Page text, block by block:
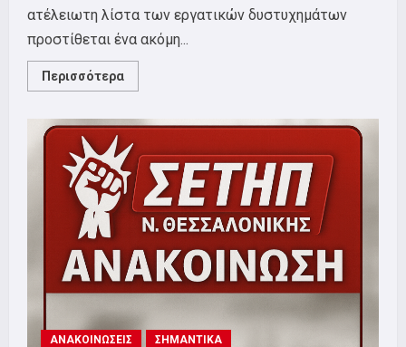
ατέλειωτη λίστα των εργατικών δυστυχημάτων
προστίθεται ένα ακόμη...
Περισσότερα
more
ΚΑΤΑΓΓΕΛΙΑ
ΤΟ
ΕΡΓΑΤΙΚΟ
ΔΥΣΤΥΧΗΜΑ
ΣΤΟΝ
ΗΣΑΠ
ΑΝΑΚΟΙΝΩΣΕΙΣ ΣΗΜΑΝΤΙΚΑ